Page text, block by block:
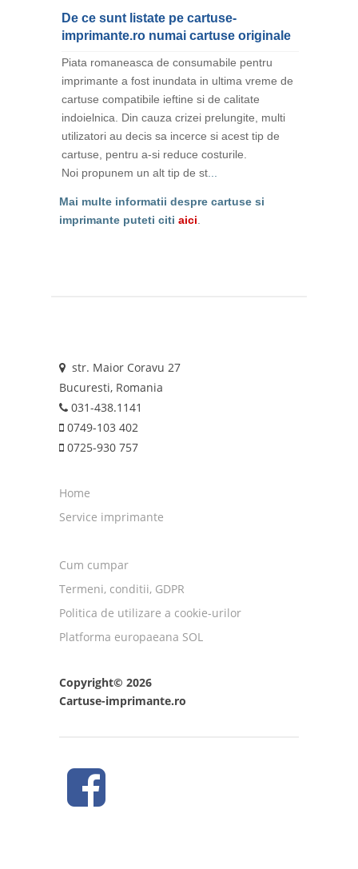
De ce sunt listate pe cartuse-
imprimante.ro numai cartuse originale
Piata romaneasca de consumabile pentru
imprimante a fost inundata in ultima vreme de
cartuse compatibile ieftine si de calitate
indoielnica. Din cauza crizei prelungite, multi
utilizatori au decis sa incerce si acest tip de
cartuse, pentru a-si reduce costurile.
Noi propunem un alt tip de st
Mai multe informatii despre cartuse si
imprimante puteti citi aici
str. Maior Coravu 27
Bucuresti, Romania
031-438.1141
0749-103 402
0725-930 757
Home
Service imprimante
Cum cumpar
Termeni, conditii, GDPR
Politica de utilizare a cookie-urilor
Platforma europaeana SOL
Copyright© 2026
Cartuse-imprimante.ro